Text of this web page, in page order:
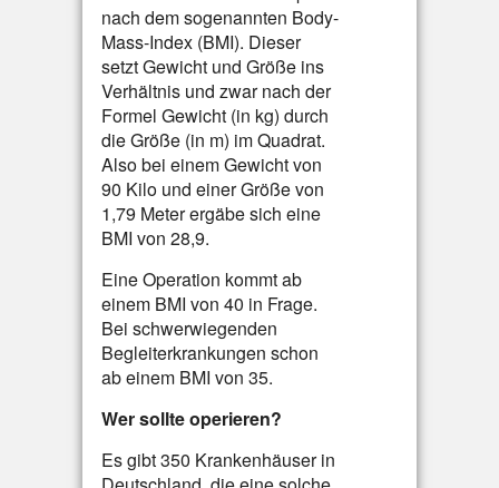
nach dem sogenannten Body-
Mass-Index (BMI). Dieser
setzt Gewicht und Größe ins
Verhältnis und zwar nach der
Formel Gewicht (in kg) durch
die Größe (in m) im Quadrat.
Also bei einem Gewicht von
90 Kilo und einer Größe von
1,79 Meter ergäbe sich eine
BMI von 28,9.
Eine Operation kommt ab
einem BMI von 40 in Frage.
Bei schwerwiegenden
Begleiterkrankungen schon
ab einem BMI von 35.
Wer sollte operieren?
Es gibt 350 Krankenhäuser in